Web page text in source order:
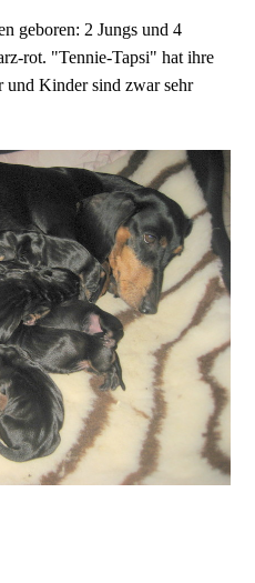
geboren: 2 Jungs und 4
rot. "Tennie-Tapsi" hat ihre
und Kinder sind zwar sehr